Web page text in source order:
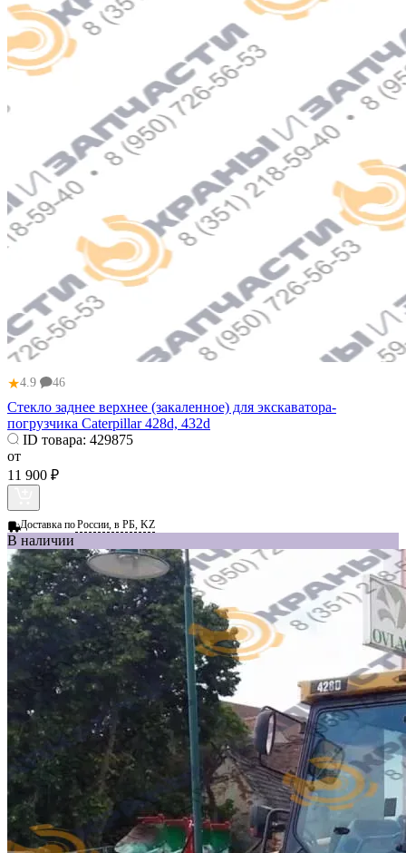
★4.9 46
Стекло заднее верхнее (закаленное) для экскаватора-
погрузчика Caterpillar 428d, 432d
ID товара: 429875
от
11 900 ₽
Доставка поРоссии, в РБ, KZ
В наличии